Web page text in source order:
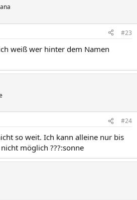
#23
weiß wer hinter dem Namen
#24
so weit. Ich kann alleine nur bis
möglich ???:sonne